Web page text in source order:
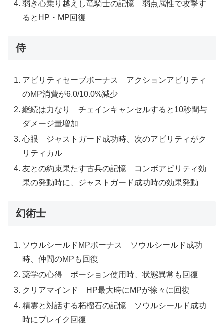
弱き心乗り越えし竜騎士の記憶 弱点属性で攻撃す
るとHP・MP回復
侍
アビリティセーブボーナス アクションアビリティ
のMP消費が6.0/10.0%減少
継続は力なり チェインキャンセルすると10秒間与
ダメージ量増加
心眼 ジャストガード成功時、次のアビリティがク
リティカル
友との約束果たす古兵の記憶 コンボアビリティ効
果の発動時に、ジャストガード成功時の効果発動
幻術士
ソウルシールドMPボーナス ソウルシールド成功
時、仲間のMPも回復
薬学の心得 ポーション使用時、状態異常も回復
クリアマインド HP最大時にMPが徐々に回復
精霊と対話する柘榴石の記憶 ソウルシールド成功
時にブレイク回復